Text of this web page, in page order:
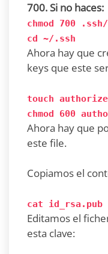
700. Si no haces:
chmod 700 .ssh/
cd ~/.ssh
Ahora hay que
keys que este
touch
chmod 600
Ahora hay que
este file.
Copiamos el
cat id_rsa.pub
Editamos el
esta clave: